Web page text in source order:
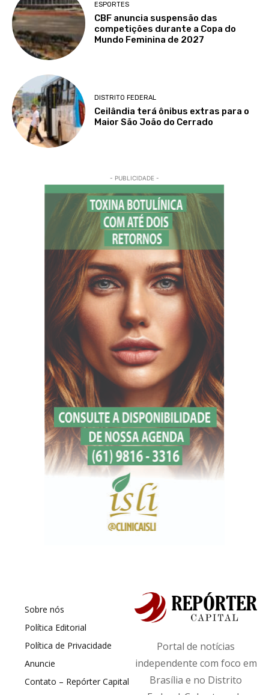
ESPORTES
CBF anuncia suspensão das
competições durante a Copa do
Mundo Feminina de 2027
DISTRITO FEDERAL
Ceilândia terá ônibus extras para o
Maior São João do Cerrado
- PUBLICIDADE -
Sobre nós
Política Editorial
Política de Privacidade
Anuncie
Contato – Repórter Capital
Portal de notícias
independente com foco em
Brasília e no Distrito